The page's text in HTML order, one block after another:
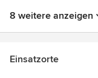
8 weitere anzeigen
Einsatzorte